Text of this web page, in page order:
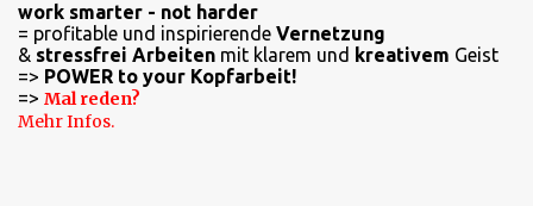
t
a
r
e
work smarter - not harder
= profitable und inspirierende Vernetzung
& stressfrei Arbeiten mit klarem und kreativem Geist
=> POWER to your Kopfarbeit!
=> Mal reden?
Mehr Infos.